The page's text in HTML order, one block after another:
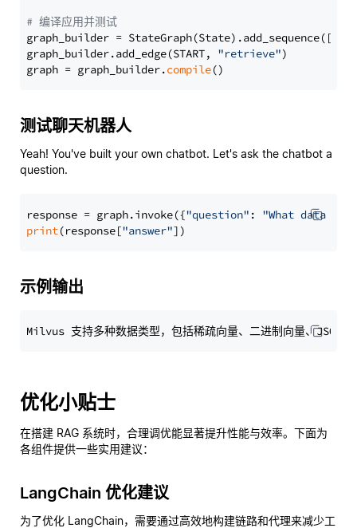
# 编译应用并测试
graph_builder =
graph_builder.add_edge(START, "retrieve")
graph = graph_builder.compile
测试聊天机器人
Yeah! You've built your own chatbot. Let's ask the chatbot a
question.
response = graph.invoke({"question" : "What data
print(response["answer"
示例输出
优化小贴士
在搭建 RAG 系统时，合理调优能显著提升性能与效率。下面为
各组件提供一些实用建议：
LangChain 优化建议
为了优化 LangChain，需要通过高效地构建链路和代理来减少工